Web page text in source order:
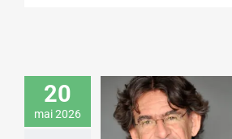
20
mai 2026
Luc Ferry donne
conférence sur
l’évolution des
sociétés humaines